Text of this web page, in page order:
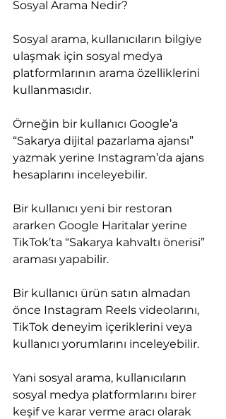
Sosyal Arama Nedir?
Sosyal arama, kullanıcıların bilgiye
ulaşmak için sosyal medya
platformlarının arama özelliklerini
kullanmasıdır.
Örneğin bir kullanıcı Google’a
“Sakarya dijital pazarlama ajansı”
yazmak yerine Instagram’da ajans
hesaplarını inceleyebilir.
Bir kullanıcı yeni bir restoran
ararken Google Haritalar yerine
TikTok’ta “Sakarya kahvaltı önerisi”
araması yapabilir.
Bir kullanıcı ürün satın almadan
önce Instagram Reels videolarını,
TikTok deneyim içeriklerini veya
kullanıcı yorumlarını inceleyebilir.
Yani sosyal arama, kullanıcıların
sosyal medya platformlarını birer
keşif ve karar verme aracı olarak